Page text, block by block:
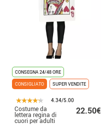
CONSEGNA 24/48 ORE
CONSIGLIATO
SUPER VENDITE
4.34/5.00
Costume da
lettera regina di
cuori per adulti
22.50€